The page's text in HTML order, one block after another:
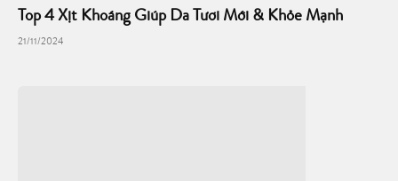
Top 4 Xịt Khoáng Giúp Da Tươi Mới & Khỏe Mạnh
21/11/2024